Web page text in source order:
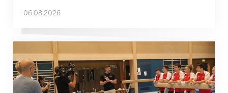
06.08.2026
Mit klaren Zielen nach Zagreb